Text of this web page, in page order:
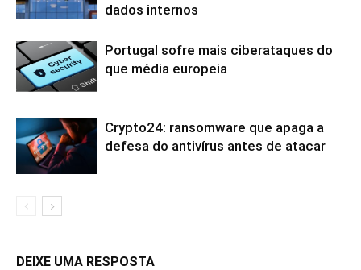
dados internos
Portugal sofre mais ciberataques do
que média europeia
Crypto24: ransomware que apaga a
defesa do antivírus antes de atacar
DEIXE UMA RESPOSTA